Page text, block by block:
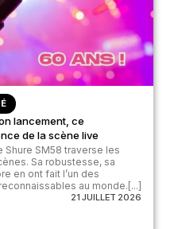
lancement, ce
de la scène live
Shure SM58 traverse les
Sa robustesse, sa
en ont fait l’un des
au monde.[...]
21 JUILLET 2026